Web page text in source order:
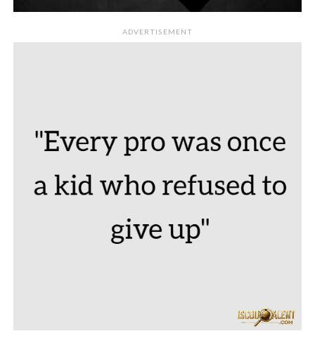
ADVERTISEMENT